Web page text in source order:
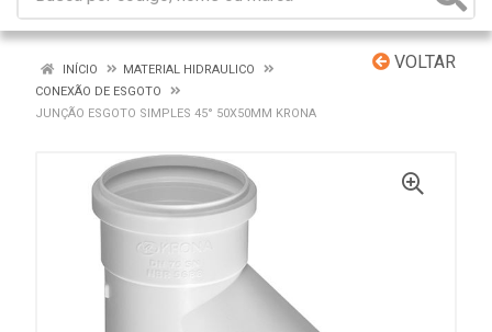
VOLTAR
INÍCIO
MATERIAL HIDRAULICO
CONEXÃO DE ESGOTO
JUNÇÃO ESGOTO SIMPLES 45° 50X50MM KRONA